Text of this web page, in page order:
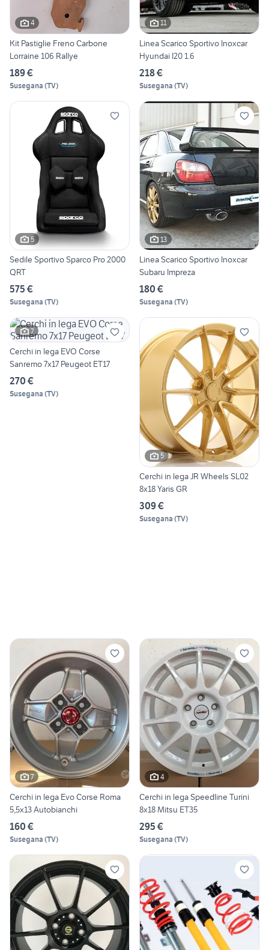
4
Kit Pastiglie Freno Carbone
Lorraine 106 Rallye
189 €
Susegana (TV)
11
Linea Scarico Sportivo Inoxcar
Hyundai I20 1.6
218 €
Susegana (TV)
5
Sedile Sportivo Sparco Pro 2000
QRT
575 €
Susegana (TV)
13
Linea Scarico Sportivo Inoxcar
Subaru Impreza
180 €
Susegana (TV)
7
Cerchi in lega EVO Corse
Sanremo 7x17 Peugeot ET17
270 €
Susegana (TV)
5
Cerchi in lega JR Wheels SL02
8x18 Yaris GR
309 €
Susegana (TV)
7
Cerchi in lega Evo Corse Roma
5,5x13 Autobianchi
160 €
Susegana (TV)
4
Cerchi in lega Speedline Turini
8x18 Mitsu ET35
295 €
Susegana (TV)